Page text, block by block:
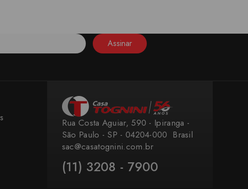
Assinar
Rua Costa Aguiar, 590 - Ipiranga -
São Paulo - SP - 04204-000 ​ Brasil
sac@casatognini.com.br
(11) 3208 - 7900